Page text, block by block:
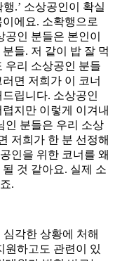
행.’ 소상공인이 확실
에요. 소확행으로
인 분들은 본인이
분들. 저 같이 밥 잘 먹
우리 소상공인 분들
러면 저희가 이 코너
드립니다. 소상공인
지만 이렇게 이겨내
인 분들은 우리 소상
저희가 한 분 선정해
인을 위한 코너를 왜
것 같아요. 실제 소
.
각한 상황에 처해
원하고도 관련이 있